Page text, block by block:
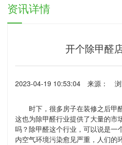
资讯详情
开个除甲醛
2023-04-19 10:53:04 来源：
时下，很多房子在装修之后甲
这也为除甲醛行业提供了大量的市
吗？除甲醛这个行业，可以说是一
内空气环境污染愈见严重，人们的